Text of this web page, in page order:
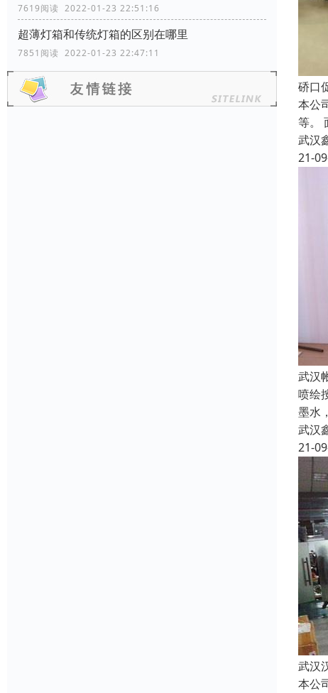
7619阅读 2022-01-23 22:51:16
超薄灯箱和传统灯箱的区别在哪里
7851阅读 2022-01-23 22:47:11
硚口
本公
等。
武汉
21-
武汉
喷绘
墨水
武汉
21-
武汉
本公